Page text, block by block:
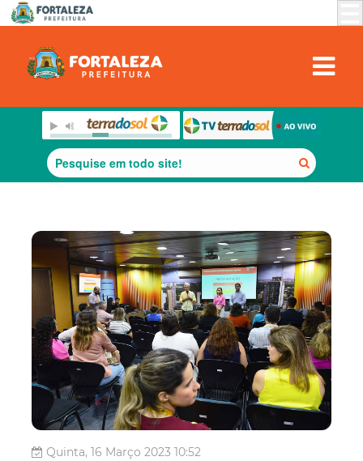
Quinta, 16 Março 2023 10:52